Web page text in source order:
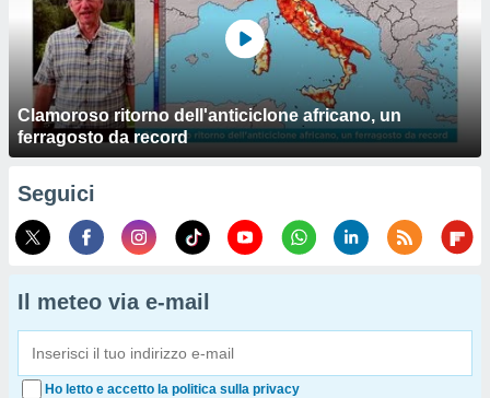
Clamoroso ritorno dell'anticiclone africano, un
ferragosto da record
Seguici
Il meteo via e-mail
Ho letto e accetto la politica sulla privacy